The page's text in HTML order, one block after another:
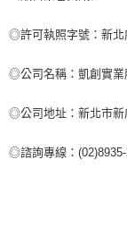
◎許可執照字號：新北
◎公司名稱：凱創實業
◎公司地址：新北市新
◎諮詢專線：